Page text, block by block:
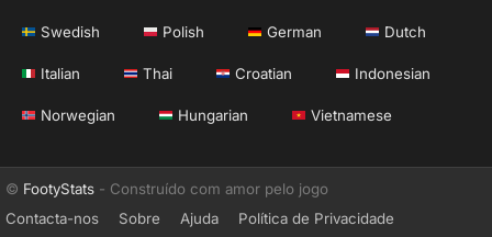
Swedish Polish German Dutch
Italian Thai Croatian Indonesian
Norwegian Hungarian Vietnamese
© FootyStats - Construído com amor pelo jogo
Contacta-nos
Sobre Ajuda Política de Privacidade